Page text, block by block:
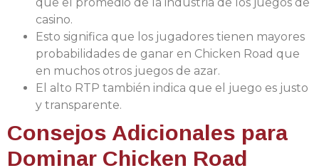
casino.
Esto significa que los jugadores tienen mayores
probabilidades de ganar en Chicken Road que
en muchos otros juegos de azar.
El alto RTP también indica que el juego es justo
y transparente.
Consejos Adicionales para
Dominar Chicken Road